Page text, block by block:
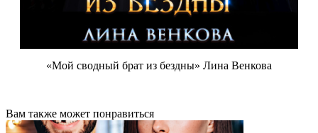
«Мой сводный брат из бездны» Лина Венкова
Вам также может понравиться